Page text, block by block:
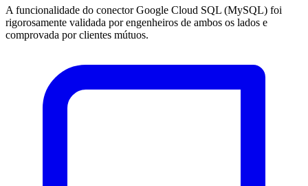
A funcionalidade do conector Google Cloud SQL (MySQL) foi
rigorosamente validada por engenheiros de ambos os lados e
comprovada por clientes mútuos.